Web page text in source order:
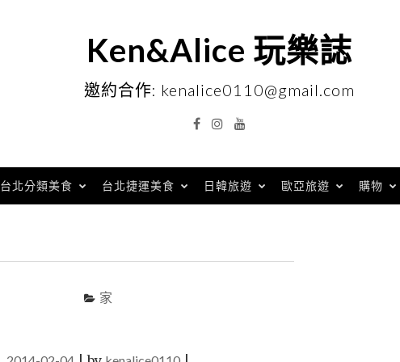
Ken&Alice 玩樂誌
邀約合作: kenalice0110@gmail.com
FacebookInstagramYouTube
台北分類美食 台北捷運美食 日韓旅遊 歐亞旅遊 購物
家